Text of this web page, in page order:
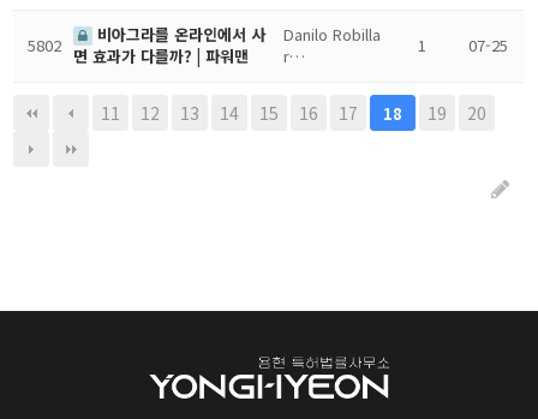
5802
비아그라를 온라인에서 사
면 효과가 다를까? | 파워맨
Danilo Robilla
r…
1 07-25
11 12 13 14 15 16 17 18 19 20